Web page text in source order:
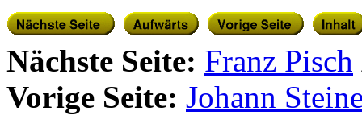
Nächste Seite: Franz Pisch
Vorige Seite: Johann